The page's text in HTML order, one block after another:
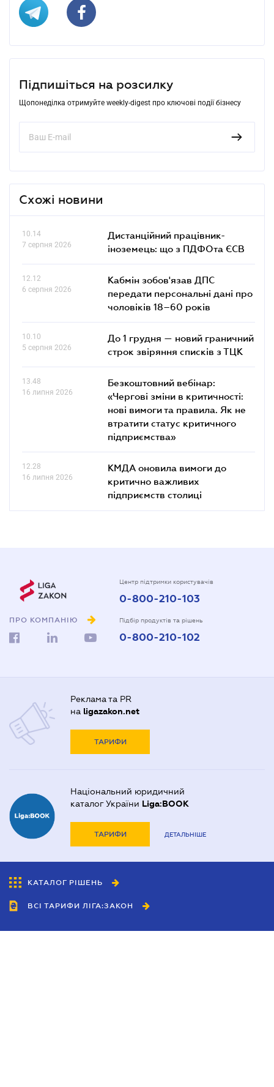
Підпишіться на розсилку
Щопонеділка отримуйте weekly-digest про ключові події бізнесу
Схожі новини
10.14
7 серпня 2026
Дистанційний працівник-
іноземець: що з ПДФОта ЄСВ
12.12
6 серпня 2026
Кабмін зобов'язав ДПС
передати персональні дані про
чоловіків 18–60 років
10.10
5 серпня 2026
До 1 грудня — новий граничний
строк звіряння списків з ТЦК
13.48
16 липня 2026
Безкоштовний вебінар:
«Чергові зміни в критичності:
нові вимоги та правила. Як не
втратити статус критичного
підприємства»
12.28
16 липня 2026
КМДА оновила вимоги до
критично важливих
підприємств столиці
ПРО КОМПАНІЮ
Центр підтримки користувачів
0-800-210-103
Підбір продуктів та рішень
0-800-210-102
Реклама та PR
на ligazakon.net
ТАРИФИ
Національний юридичний
каталог України Liga:BOOK
ТАРИФИ ДЕТАЛЬНІШЕ
КАТАЛОГ РІШЕНЬ
ВСІ ТАРИФИ ЛІГА:ЗАКОН